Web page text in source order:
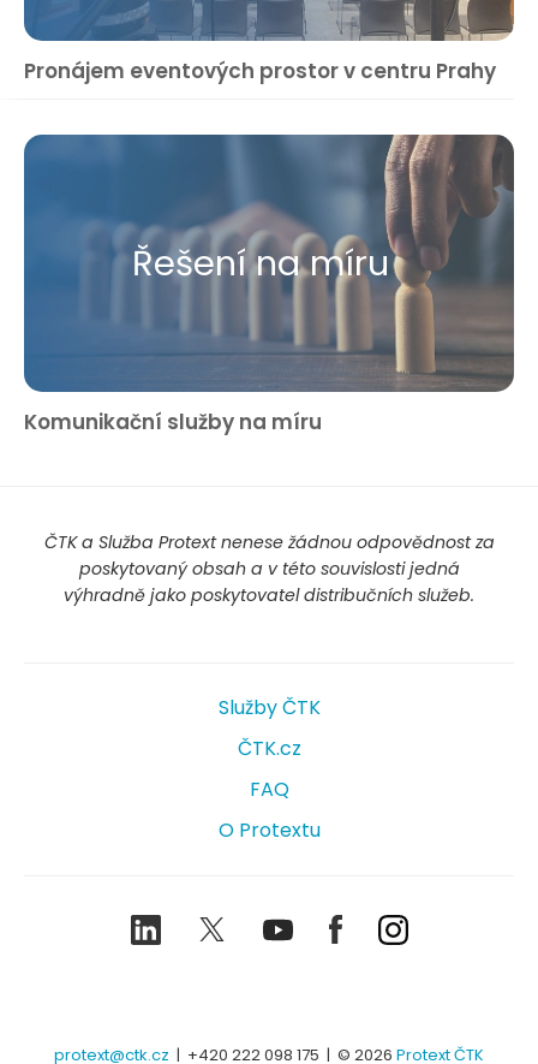
Pronájem eventových prostor v centru Prahy
Řešení na míru
Komunikační služby na míru
ČTK a Služba Protext nenese žádnou odpovědnost za
poskytovaný obsah a v této souvislosti jedná
výhradně jako poskytovatel distribučních služeb.
Služby ČTK
ČTK.cz
FAQ
O Protextu
LinkedIn TwitterYoutubeFacebookInstagram
protext@ctk.cz | +420 222 098 175 | © 2026 Protext ČTK